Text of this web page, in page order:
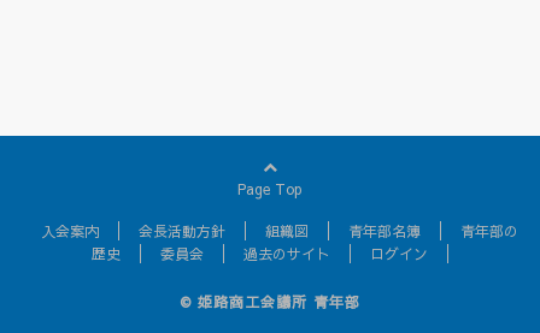
Page Top
入会案内 会長活動方針 組織図 青年部名簿
青年部の
歴史
委員会 過去のサイト ログイン
© 姫路商工会議所 青年部